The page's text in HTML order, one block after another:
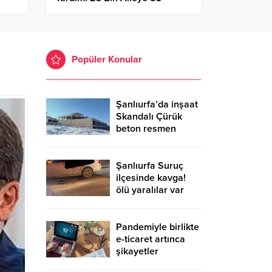
Popüler Konular
Şanlıurfa’da inşaat
Skandalı Çürük
beton resmen
Şanlıurfa Suruç
ilçesinde kavga!
ölü yaralılar var
Pandemiyle birlikte
e-ticaret artınca
şikayetler